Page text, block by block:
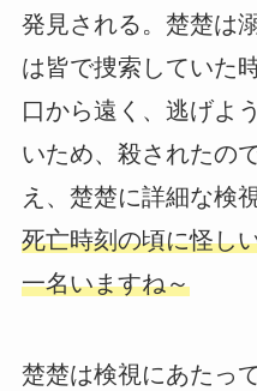
発見される。楚楚は
は皆で捜索していた
口から遠く、逃げよ
いため、殺されたの
え、楚楚に詳細な検
死亡時刻の頃に怪し
一名いますね～
楚楚は検視にあたっ